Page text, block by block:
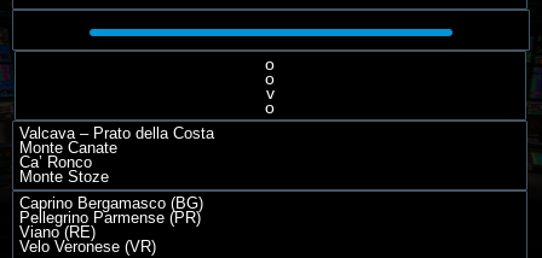
o
o
v
o
Valcava – Prato della Costa
Monte Canate
Ca’ Ronco
Monte Stoze
Caprino Bergamasco (BG)
Pellegrino Parmense (PR)
Viano (RE)
Velo Veronese (VR)